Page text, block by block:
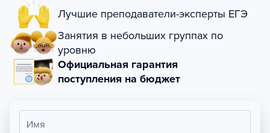
Лучшие преподаватели-эксперты ЕГЭ
Занятия в небольших группах по
уровню
Официальная гарантия
поступления на бюджет
Имя